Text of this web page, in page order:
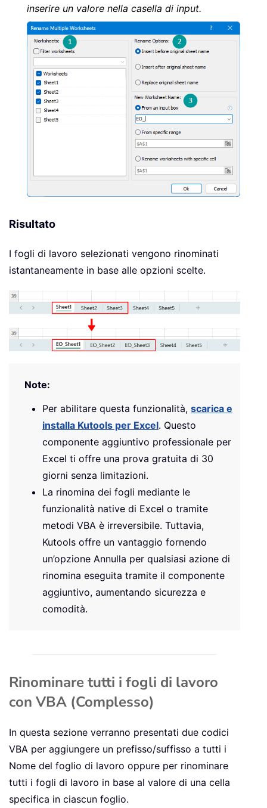
inserire un valore nella casella di input.
Risultato
I fogli di lavoro selezionati vengono rinominati
istantaneamente in base alle opzioni scelte.
Note:
Per abilitare questa funzionalità, scarica e
installa Kutools per Excel. Questo
componente aggiuntivo professionale per
Excel ti offre una prova gratuita di 30
giorni senza limitazioni.
La rinomina dei fogli mediante le
funzionalità native di Excel o tramite
metodi VBA è irreversibile. Tuttavia,
Kutools offre un vantaggio fornendo
un’opzione Annulla per qualsiasi azione di
rinomina eseguita tramite il componente
aggiuntivo, aumentando sicurezza e
comodità.
Rinominare tutti i fogli di lavoro
con VBA (Complesso)
In questa sezione verranno presentati due codici
VBA per aggiungere un prefisso/suffisso a tutti i
Nome del foglio di lavoro oppure per rinominare
tutti i fogli di lavoro in base al valore di una cella
specifica in ciascun foglio.